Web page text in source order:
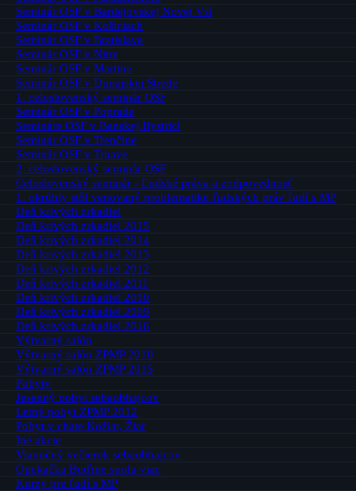
Seminár OSF v Bardejovskej Novej Vsi
Seminár OSF v Košiciach
Seminár OSF v Bratislave
Seminár OSF v Nitre
Seminár OSF v Martine
Seminár OSF v Dunajskej Strede
1. celoslovenský seminár OSF
Seminár OSF v Poprade
Semináre OSF v Banskej Bystrici
Seminár OSF v Trenčíne
Seminár OSF v Trnave
2. celoslovenský seminár OSF
Celoslovenský seminár - Ľudské práva a zodpovednosť
1. okrúhly stôl venovaný problematike ľudských práv ľudí s MP
Deň krivých zrkadiel
Deň krivých zrkadiel 2015
Deň krivých zrkadiel 2014
Deň krivých zrkadiel 2013
Deň krivých zrkadiel 2012
Deň krivých zrkadiel 2011
Deň krivých zrkadiel 2010
Deň krivých zrkadiel 2009
Deň krivých zrkadiel 2016
Výtvarný salón
Výtvarný salón ZPMP 2010
Výtvarný salón ZPMP 2015
Pobyty
Jesenný pobyt sebaobhajcov
Letný pobyt ZPMP 2012
Pobyt v chate Kožiar, Žiar
Iné akcie
Vianočný večierok sebaobhajcov
Opekačka Buďme spolu viac
Kurzy pre ľudí s MP